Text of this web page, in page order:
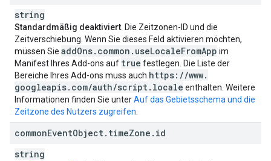
string
Standardmäßig deaktiviert . Die Zeitzonen-ID und die
Zeitverschiebung. Wenn Sie dieses Feld aktivieren möchten,
müssen Sie addOns. common . useLocaleFromApp im
Manifest Ihres Add-ons auf true festlegen. Die Liste der
Bereiche Ihres Add-ons muss auch https: //www.
googleapis. com/auth/script. locale enthalten. Weitere
Informationen finden Sie unterAuf das Gebietsschema und die
Zeitzone des Nutzers zugreifen
commonEventObject. timeZone . id
string